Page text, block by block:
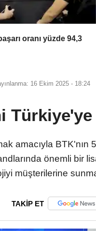
oranı yüzde 94,3
16 Ekim 2025 - 18:24
Türkiye'ye
amacıyla
önemli bir
müşterilerine
TAKİP ET